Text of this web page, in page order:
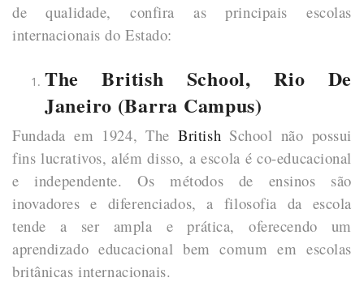
de qualidade, confira as principais escolas
internacionais do Estado:
The British School, Rio De
Janeiro (Barra Campus)
Fundada em 1924, TheBritish School não possui
fins lucrativos, além disso, a escola é co-educacional
e independente. Os métodos de ensinos são
inovadores e diferenciados, a filosofia da escola
tende a ser ampla e prática, oferecendo um
aprendizado educacional bem comum em escolas
britânicas internacionais.